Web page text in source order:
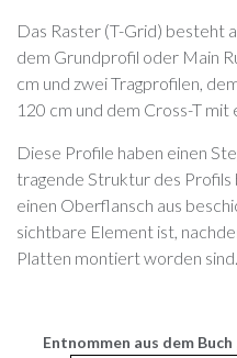
Das Raster (T-Grid) besteht
dem Grundprofil oder Main
cm und zwei Tragprofilen,
120 cm und dem Cross-T mit
Diese Profile haben einen
tragende Struktur des Profils
einen Oberflansch aus
sichtbare Element ist,
Platten montiert worden sind.
Entnommen aus dem